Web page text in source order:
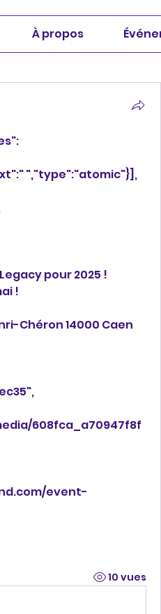
À propos
","type":"atomic"}],
!
Chéron 14000 Caen
608fca_a70947f8f
10 vues